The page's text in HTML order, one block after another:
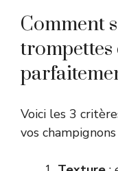
Comment
trompettes
Voici les 3
vos champignons